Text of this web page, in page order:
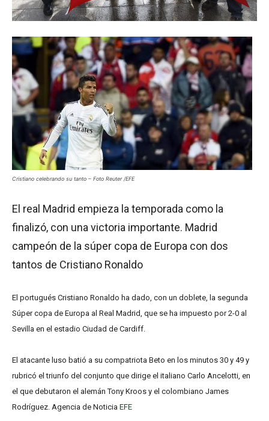
Cristiano celebrando su tanto – Foto Reuter /EFE
El real Madrid empieza la temporada como la
finalizó, con una victoria importante. Madrid
campeón de la súper copa de Europa con dos
tantos de Cristiano Ronaldo
El portugués Cristiano Ronaldo ha dado, con un doblete, la segunda
Súper copa de Europa al Real Madrid, que se ha impuesto por 2-0 al
Sevilla en el estadio Ciudad de Cardiff.
El atacante luso batió a su compatriota Beto en los minutos 30 y 49 y
rubricó el triunfo del conjunto que dirige el italiano Carlo Ancelotti, en
el que debutaron el alemán Tony Kroos y el colombiano James
Rodríguez. Agencia de Noticia EFE